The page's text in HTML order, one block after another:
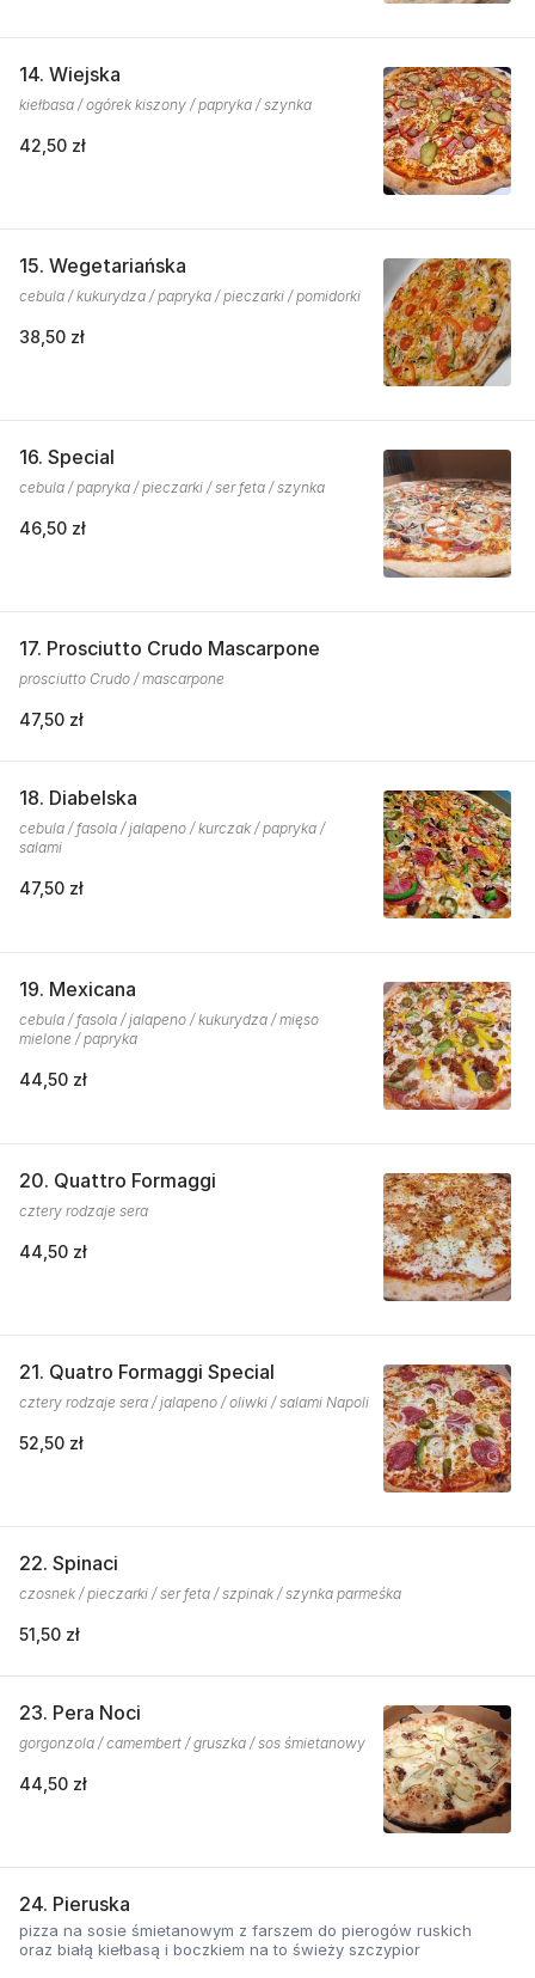
14. Wiejska
kiełbasa / ogórek kiszony / papryka / szynka
42,50 zł
15. Wegetariańska
cebula / kukurydza / papryka / pieczarki / pomidorki
38,50 zł
16. Special
cebula / papryka / pieczarki / ser feta / szynka
46,50 zł
17. Prosciutto Crudo Mascarpone
prosciutto Crudo / mascarpone
47,50 zł
18. Diabelska
cebula / fasola / jalapeno / kurczak / papryka /
salami
47,50 zł
19. Mexicana
cebula / fasola / jalapeno / kukurydza / mięso
mielone / papryka
44,50 zł
20. Quattro Formaggi
cztery rodzaje sera
44,50 zł
21. Quatro Formaggi Special
cztery rodzaje sera / jalapeno / oliwki / salami Napoli
52,50 zł
22. Spinaci
czosnek / pieczarki / ser feta / szpinak / szynka parmeśka
51,50 zł
23. Pera Noci
gorgonzola / camembert / gruszka / sos śmietanowy
44,50 zł
24. Pieruska
pizza na sosie śmietanowym z farszem do pierogów ruskich
oraz białą kiełbasą i boczkiem na to świeży szczypior